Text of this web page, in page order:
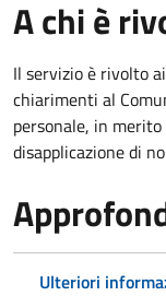
A chi è
Il servizio è rivolto
chiarimenti al
personale, in
disapplicazione di
Ulteriori